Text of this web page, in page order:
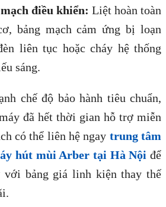
điều khiển: Liệt hoàn toàn
bảng mạch cảm ứng bị loạn
liên tục hoặc cháy hệ thống
sáng.
chế độ bảo hành tiêu chuẩn,
đã hết thời gian hỗ trợ miễn
có thể liên hệ ngay trung tâm
hút mùi Arber tại Hà Nội để
với bảng giá linh kiện thay thế